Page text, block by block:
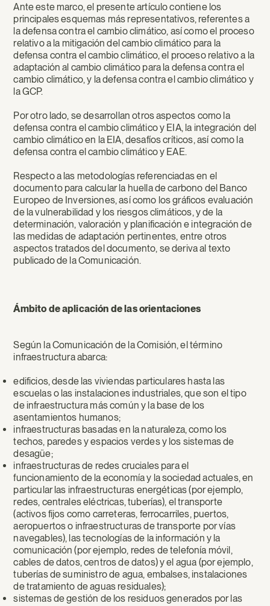
Ante este marco, el presente artículo contiene los
principales esquemas más representativos, referentes a
la defensa contra el cambio climático, así como el proceso
relativo a la mitigación del cambio climático para la
defensa contra el cambio climático, el proceso relativo a la
adaptación al cambio climático para la defensa contra el
cambio climático, y la defensa contra el cambio climático y
la GCP.
Por otro lado, se desarrollan otros aspectos como la
defensa contra el cambio climático y EIA, la integración del
cambio climático en la EIA, desafíos críticos, así como la
defensa contra el cambio climático y EAE.
Respecto a las metodologías referenciadas en el
documento para calcular la huella de carbono del Banco
Europeo de Inversiones, así como los gráficos evaluación
de la vulnerabilidad y los riesgos climáticos, y de la
determinación, valoración y planificación e integración de
las medidas de adaptación pertinentes, entre otros
aspectos tratados del documento, se deriva al texto
publicado de la Comunicación.
Ámbito de aplicación de las orientaciones
Según la Comunicación de la Comisión, el término
infraestructura abarca:
edificios, desde las viviendas particulares hasta las
escuelas o las instalaciones industriales, que son el tipo
de infraestructura más común y la base de los
asentamientos humanos;
infraestructuras basadas en la naturaleza, como los
techos, paredes y espacios verdes y los sistemas de
desagüe;
infraestructuras de redes cruciales para el
funcionamiento de la economía y la sociedad actuales, en
particular las infraestructuras energéticas (por ejemplo,
redes, centrales eléctricas, tuberías), el transporte
(activos fijos como carreteras, ferrocarriles, puertos,
aeropuertos o infraestructuras de transporte por vías
navegables), las tecnologías de la información y la
comunicación (por ejemplo, redes de telefonía móvil,
cables de datos, centros de datos) y el agua (por ejemplo,
tuberías de suministro de agua, embalses, instalaciones
de tratamiento de aguas residuales);
sistemas de gestión de los residuos generados por las